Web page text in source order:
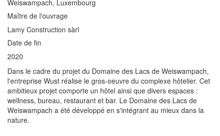
Weiswampach, Luxembourg
Maître de l'ouvrage
Lamy Construction sàrl
Date de fin
2020
Dans le cadre du projet du Domaine des Lacs de Weiswampach,
l'entreprise Wust réalise le gros-oeuvre du complexe hôtelier. Cet
ambitieux projet comporte un hôtel ainsi que divers espaces :
wellness, bureau, restaurant et bar. Le Domaine des Lacs de
Weiswampach a été développé en s'intégrant au mieux dans la
nature.